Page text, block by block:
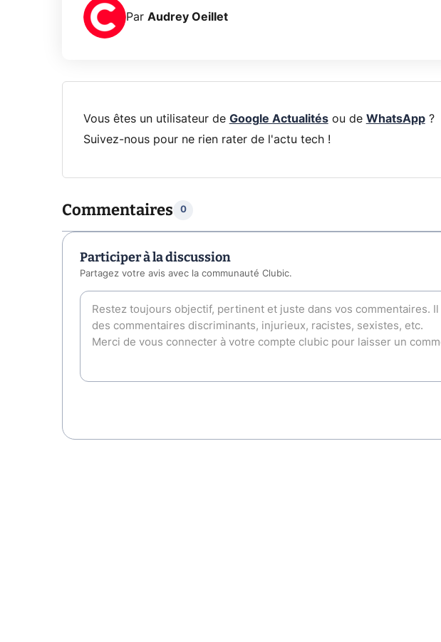
Par Audrey Oeillet
Vous êtes un utilisateur de Google Actualitésou de WhatsApp?
Suivez-nous pour ne rien rater de l'actu tech !
Commentaires 0
Participer à la discussion
Partagez votre avis avec la communauté Clubic.